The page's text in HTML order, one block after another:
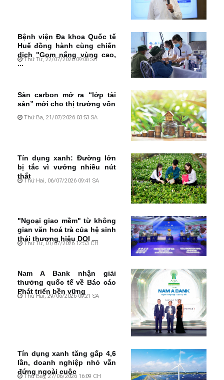
Bệnh viện Đa khoa Quốc tế
Huế đồng hành cùng chiến
dịch "Gom nắng vùng cao,
...
Thứ Tư, 22/07/2026 09:08 SA
Sàn carbon mở ra “lớp tài
sản” mới cho thị trường vốn
Thứ Ba, 21/07/2026 03:53 SA
Tín dụng xanh: Đường lớn
bị tắc vì vướng nhiều nút
thắt
Thứ Hai, 06/07/2026 09:41 SA
"Ngoại giao mềm" từ không
gian văn hoá trà của hệ sinh
thái thương hiệu DOI ...
Thứ Tư, 01/07/2026 12:53 CH
Nam A Bank nhận giải
thưởng quốc tế về Báo cáo
Phát triển bền vững
Thứ Hai, 29/06/2026 09:21 SA
Tín dụng xanh tăng gấp 4,6
lần, doanh nghiệp nhỏ vẫn
đứng ngoài cuộc
Thứ Bảy, 27/06/2026 16:09 CH